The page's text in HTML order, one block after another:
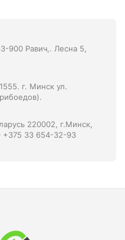
900 Равич,. Лесна 5,
г. Минск ул.
220002, г.Минск,
+375 33 654-32-93